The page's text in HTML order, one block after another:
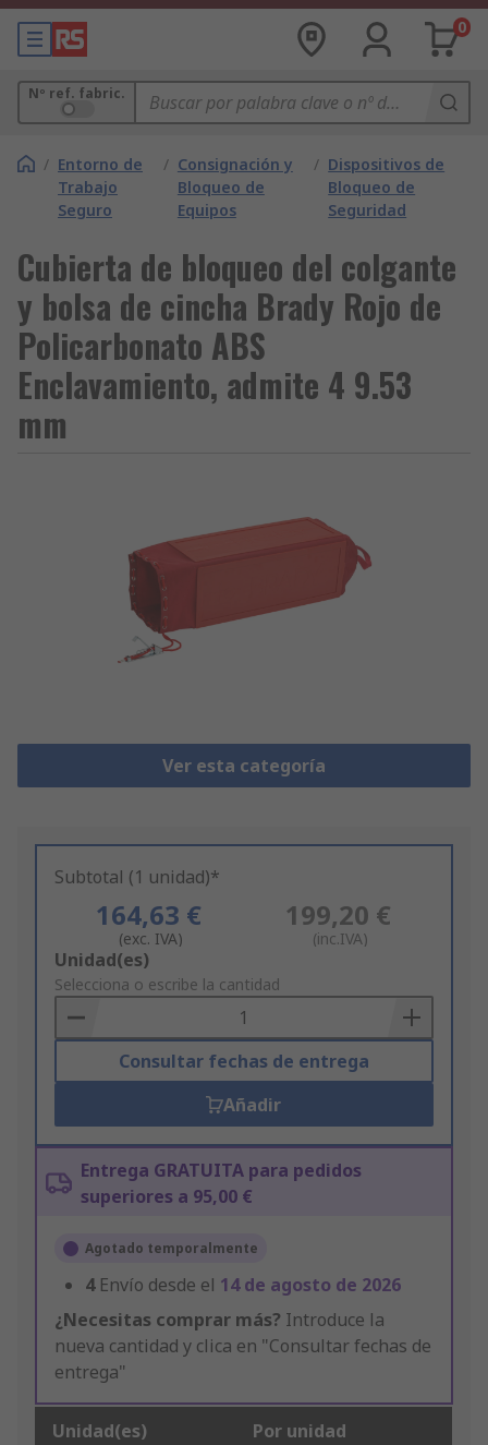
0
Nº ref. fabric.
/ Entorno de
Trabajo
Seguro
/ Consignación y
Bloqueo de
Equipos
/ Dispositivos de
Bloqueo de
Seguridad
Cubierta de bloqueo del colgante
y bolsa de cincha Brady Rojo de
Policarbonato ABS
Enclavamiento, admite 4 9.53
mm
Ver esta categoría
Subtotal (1 unidad)*
164,63 €
(exc. IVA)
199,20 €
(inc.IVA)
Add
to
Basket
Unidad(es)
Selecciona o escribe la cantidad
Consultar fechas de entrega
Añadir
Entrega GRATUITA para pedidos
superiores a 95,00 €
Agotado temporalmente
4 Envío desde el 14 de agosto de 2026
¿Necesitas comprar más? Introduce la
nueva cantidad y clica en "Consultar fechas de
entrega"
Unidad(es) Por unidad